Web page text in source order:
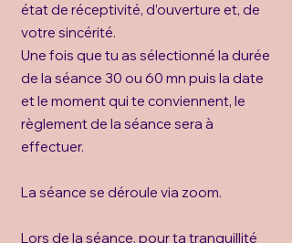
état de réceptivité, d’ouverture et, de
votre sincérité.
Une fois que tu as sélectionné la durée
de la séance 30 ou 60 mn puis la date
et le moment qui te conviennent, le
règlement de la séance sera à
effectuer.
La séance se déroule via zoom.
Lors de la séance, pour ta tranquillité